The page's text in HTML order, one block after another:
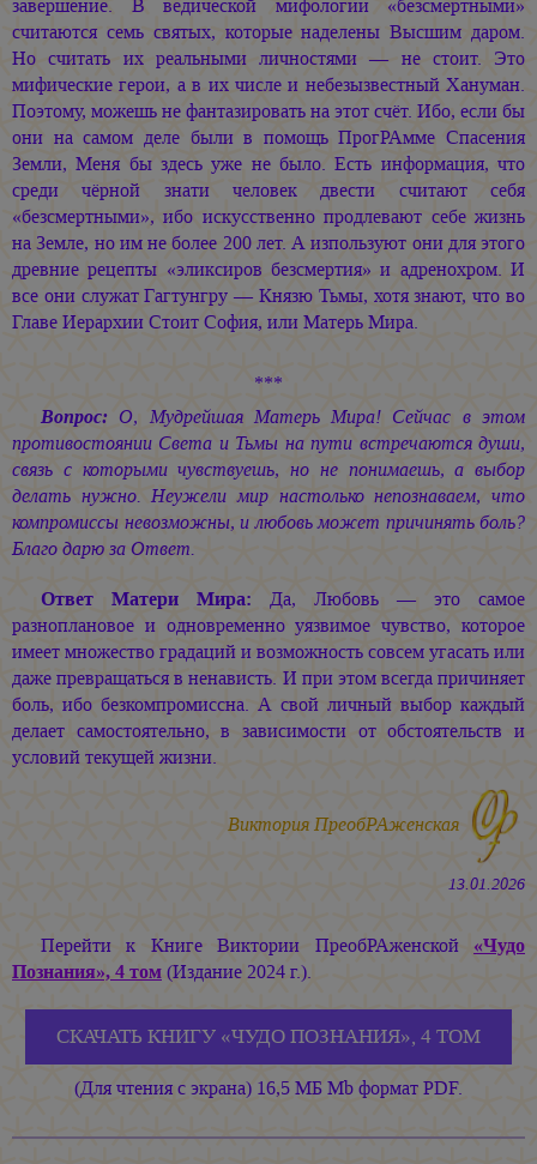
завершение. В ведической мифологии «безсмертными»
считаются семь святых, которые наделены Высшим даром.
Но считать их реальными личностями — не стоит. Это
мифические герои, а в их числе и небезызвестный Хануман.
Поэтому, можешь не фантазировать на этот счёт. Ибо, если бы
они на самом деле были в помощь ПрогРАмме Спасения
Земли, Меня бы здесь уже не было. Есть информация, что
среди чёрной знати человек двести считают себя
«безсмертными», ибо искусственно продлевают себе жизнь
на Земле, но им не более 200 лет. А изпользуют они для этого
древние рецепты «эликсиров безсмертия» и адренохром. И
все они служат Гагтунгру — Князю Тьмы, хотя знают, что во
Главе Иерархии Стоит София, или Матерь Мира.
***
Вопрос: О, Мудрейшая Матерь Мира! Сейчас в этом
противостоянии Света и Тьмы на пути встречаются души,
связь с которыми чувствуешь, но не понимаешь, а выбор
делать нужно. Неужели мир настолько непознаваем, что
компромиссы невозможны, и любовь может причинять боль?
Благо дарю за Ответ.
Ответ Матери Мира: Да, Любовь — это самое
разноплановое и одновременно уязвимое чувство, которое
имеет множество градаций и возможность совсем угасать или
даже превращаться в ненависть. И при этом всегда причиняет
боль, ибо безкомпромиссна. А свой личный выбор каждый
делает самостоятельно, в зависимости от обстоятельств и
условий текущей жизни.
Виктория ПреобРАженская
13.01.2026
Перейти к Книге Виктории ПреобРАженской «Чудо
Познания», 4 том(Издание 2024 г.).
СКАЧАТЬ КНИГУ «ЧУДО ПОЗНАНИЯ», 4 ТОМ
(Для чтения с экрана) 16,5 МБ Mb формат PDF.